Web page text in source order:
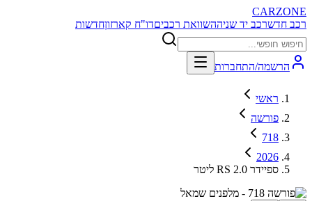
CARZONE
רכב חדשרכב יד שניההשוואת רכביםדו"ח קארזוןחדשות
הרשמה/התחברות
ראשי
פורשה
718
2026
ספיידר RS 2.0 ליטר